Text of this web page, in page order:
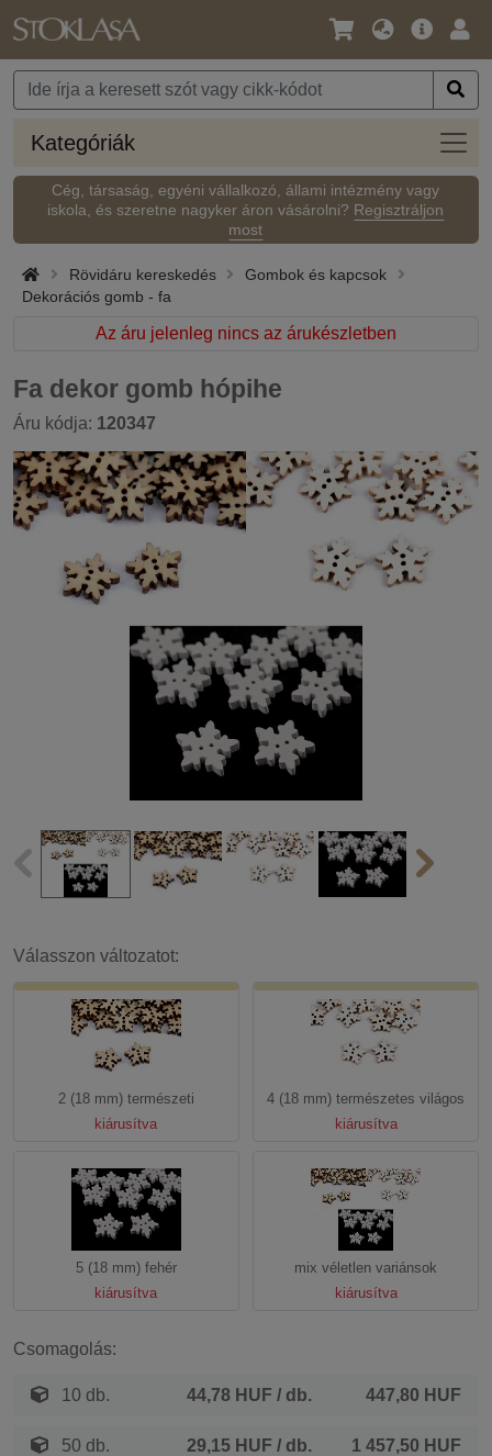
Nyelv
Pénznem
Fő
Kategóriák
Cég, társaság, egyéni vállalkozó, állami intézmény vagy
iskola, és szeretne nagyker áron vásárolni? Regisztráljon
most
Rövidáru kereskedés
Gombok és kapcsok
Dekorációs gomb - fa
Az áru jelenleg nincs az árukészletben
Fa dekor gomb hópihe
Áru kódja: 120347
Válasszon változatot:
2 (18 mm) természeti
kiárusítva
4 (18 mm) természetes világos
kiárusítva
5 (18 mm) fehér
kiárusítva
mix véletlen variánsok
kiárusítva
Csomagolás:
10 db. 44,78 HUF / db. 447,80 HUF
50 db. 29,15 HUF / db. 1 457,50 HUF